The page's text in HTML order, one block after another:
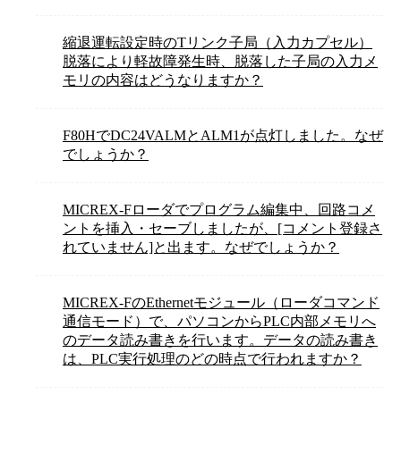
縮退運転設定時のTリンク子局（入力カプセル）
脱落により軽故障発生時、脱落した子局の入力メ
モリの内容はどうなりますか？
F80HでDC24VALMとALM1が点灯しました。なぜ
でしょうか？
MICREX-Fローダでプログラム編集中、回路コメ
ントを挿入・セーブしましたが、[コメント登録さ
れていません]と出ます。なぜでしょうか？
MICREX-FのEthernetモジュール（ローダコマンド
通信モード）で、パソコンからPLC内部メモリへ
のデータ読み書きを行います。データの読み書き
は、PLC実行処理のどの時点で行われますか？